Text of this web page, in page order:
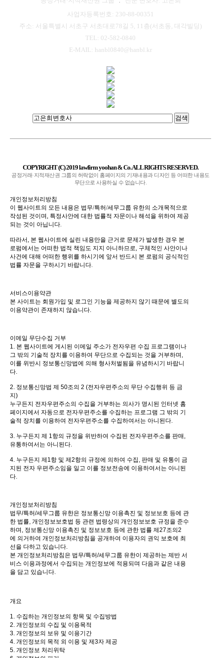
사업자등록번호: 230-88-00351
주소: 서울특별시 서초구 서초대로78길 5, 11층(서초동, 대각빌딩)
TEL: 02-582-0840
E-MAIL: hanbl0840@hanbl.kr
검색
COPYRIGHT (C) 2019 lawfirm yoohan & Co. ALL RIGHTS RESERVED.
공정거래·지적재산권 그룹의 허락없이 홈페이지의 기재내용과 디자인 등 어떠한 내용도
무단으로 사용하실 수 없습니다.
개인정보처리방침
이 웹사이트의 모든 내용은 법무/특허/세무그룹 유한의 소개목적으로
작성된 것이며, 특정사안에 대한 법률적 자문이나 해석을 위하여 제공
되는 것이 아닙니다.
따라서, 본 웹사이트에 실린 내용만을 근거로 문제가 발생한 경우 본
로펌에서는 어떠한 법적 책임도 지지 아니하므로, 구체적인 사안이나
사건에 대해 어떠한 행위를 하시기에 앞서 반드시 본 로펌의 공식적인
법률 자문을 구하시기 바랍니다.
서비스이용약관
본 사이트는 회원가입 및 로그인 기능을 제공하지 않기 때문에 별도의
이용약관이 존재하지 않습니다.
이메일 무단수집 거부
1. 본 웹사이트에 게시된 이메일 주소가 전자우편 수집 프로그램이나
그 밖의 기술적 장치를 이용하여 무단으로 수집되는 것을 거부하며,
이를 위반시 정보통신망법에 의해 형사처벌됨을 유념하시기 바랍니
다.
2. 정보통신망법 제 50조의 2 (전자우편주소의 무단 수집행위 등 금
지)
누구든지 전자우편주소의 수집을 거부하는 의사가 명시된 인터넷 홈
페이지에서 자동으로 전자우편주소를 수집하는 프로그램 그 밖의 기
술적 장치를 이용하여 전자우편주소를 수집하여서는 아니된다.
3. 누구든지 제 1항의 규정을 위반하여 수집된 전자우편주소를 판매,
유통하여서는 아니된다.
4. 누구든지 제1항 및 제2항의 규정에 의하여 수집, 판매 및 유통이 금
지된 전자 우편주소임을 일고 이를 정보전송에 이용하여서는 아니된
다.
개인정보처리방침
법무/특허/세무그룹 유한은 정보통신망 이용촉진 및 정보보호 등에 관
한 법률, 개인정보보호법 등 관련 법령상의 개인정보보호 규정을 준수
하며, 정보통신망 이용촉진 및 정보보호 등에 관한 법률 제27조의2
에 의거하여 개인정보처리방침을 공개하여 이용자의 권익 보호에 최
선을 다하고 있습니다.
본 개인정보처리방침은 법무/특허/세무그룹 유한이 제공하는 제반 서
비스 이용과정에서 수집되는 개인정보에 적용되며 다음과 같은 내용
을 담고 있습니다.
개요
1. 수집하는 개인정보의 항목 및 수집방법
2. 개인정보의 수집 및 이용목적
3. 개인정보의 보유 및 이용기간
4. 개인정보의 목적 외 이용 및 제3자 제공
5. 개인정보 처리위탁